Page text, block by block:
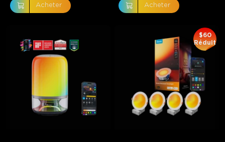
Acheter Acheter
$60
Réduit